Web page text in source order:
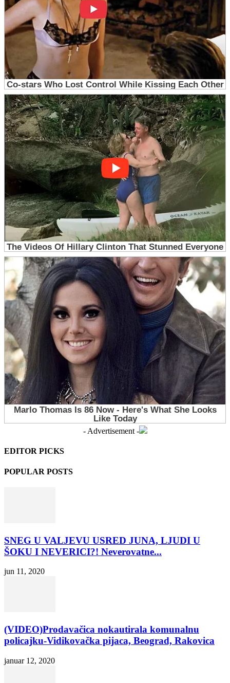
- Advertisement -
EDITOR PICKS
POPULAR POSTS
SNEG U VALJEVU USRED JUNA, LJUDI U
ŠOKU I NEVERICI?! Neverovatne...
jun 11, 2020
(VIDEO)Prodavačica nokautirala komunalnu
policajku-Vidikovačka pijaca, Beograd, Rakovica
januar 12, 2020